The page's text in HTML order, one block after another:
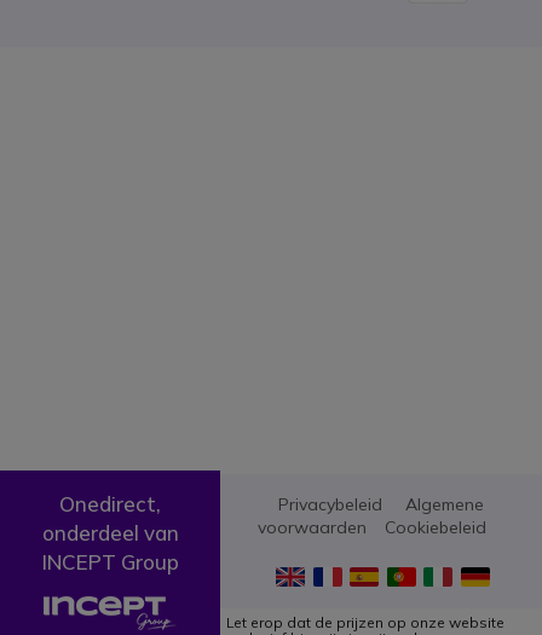
Onedirect,
onderdeel van
INCEPT Group
Privacybeleid
Algemene
voorwaarden
Cookiebeleid
Let erop dat de prijzen op onze website